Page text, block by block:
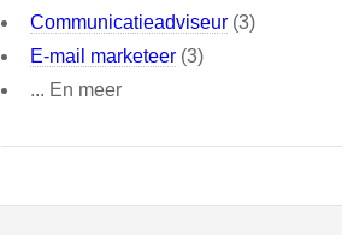
Communicatieadviseur (3)
E-mail marketeer (3)
... En meer